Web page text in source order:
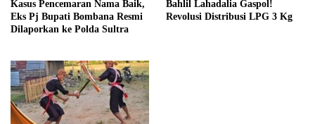
Kasus Pencemaran Nama Baik,
Eks Pj Bupati Bombana Resmi
Dilaporkan ke Polda Sultra
Bahlil Lahadalia Gaspol!
Revolusi Distribusi LPG 3 Kg